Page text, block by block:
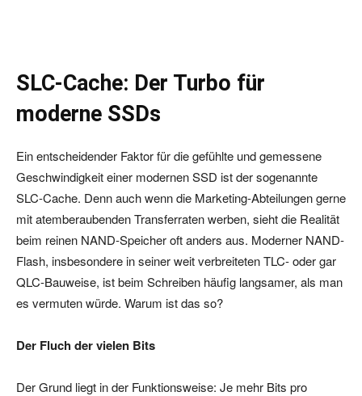
SLC-Cache: Der Turbo für
moderne SSDs
Ein entscheidender Faktor für die gefühlte und gemessene
Geschwindigkeit einer modernen SSD ist der sogenannte
SLC-Cache. Denn auch wenn die Marketing-Abteilungen gerne
mit atemberaubenden Transferraten werben, sieht die Realität
beim reinen NAND-Speicher oft anders aus. Moderner NAND-
Flash, insbesondere in seiner weit verbreiteten TLC- oder gar
QLC-Bauweise, ist beim Schreiben häufig langsamer, als man
es vermuten würde. Warum ist das so?
Der Fluch der vielen Bits
Der Grund liegt in der Funktionsweise: Je mehr Bits pro